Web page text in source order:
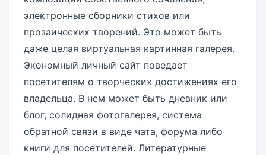
электронные сборники стихов или
прозаических творений. Это может быть
даже целая виртуальная картинная галерея.
Экономный личный сайт поведает
посетителям о творческих достижениях его
владельца. В нем может быть дневник или
блог, солидная фотогалерея, система
обратной связи в виде чата, форума либо
книги для посетителей. Литературные